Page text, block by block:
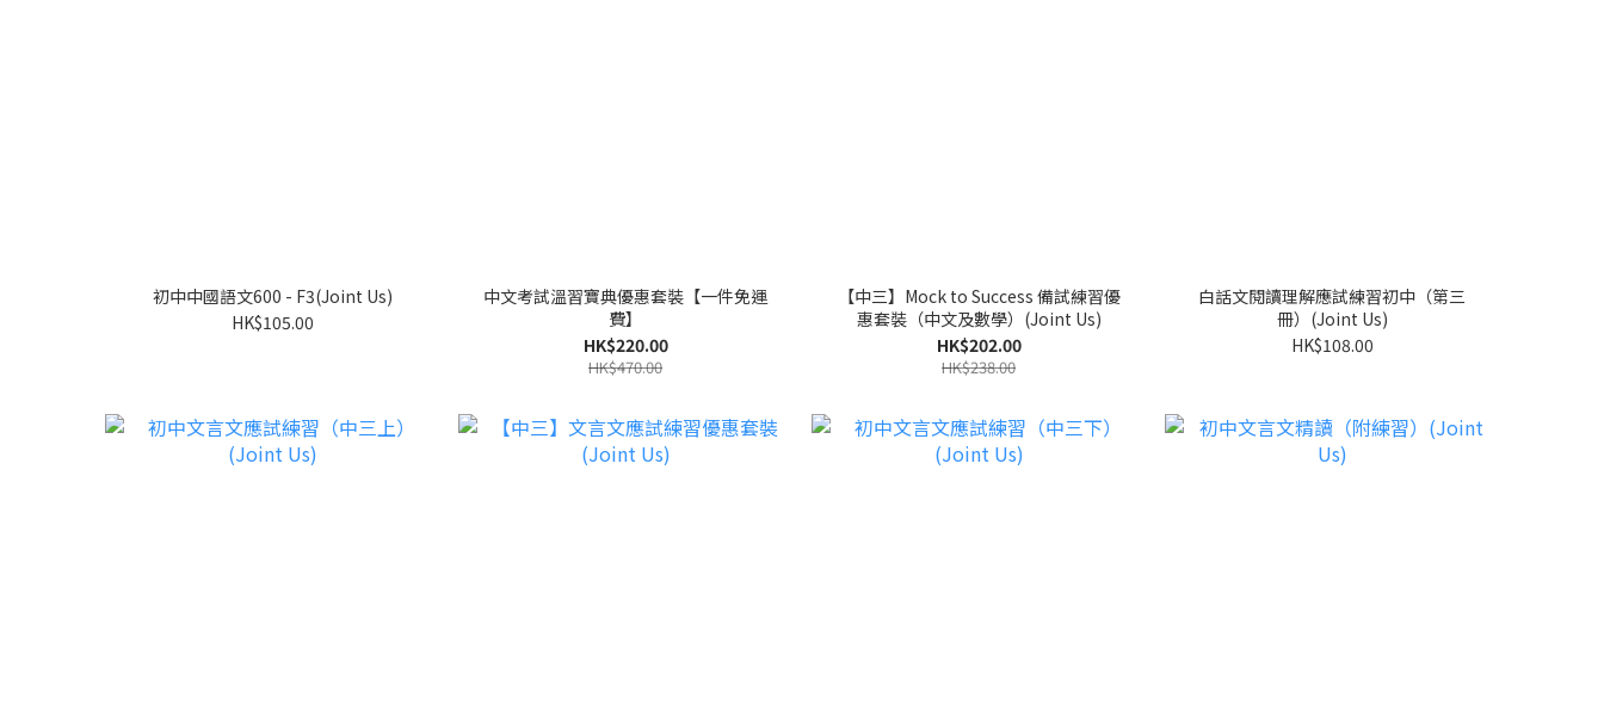
初中中國語文600 - F3(Joint Us)
HK$105.00
中文考試溫習寶典優惠套裝【一件免運
費】
HK$220.00
HK$470.00
【中三】Mock to Success 備試練習優
惠套裝（中文及數學）(Joint Us)
HK$202.00
HK$238.00
白話文閱讀理解應試練習初中（第三
冊）(Joint Us)
HK$108.00